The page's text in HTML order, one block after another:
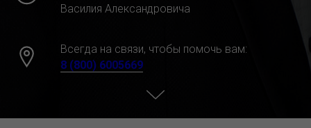
Василия Александровича
Всегда на связи, чтобы помочь вам:
8 (800) 6005669